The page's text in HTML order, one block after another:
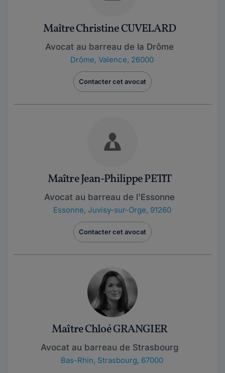
Maître Christine CUVELARD
Avocat au barreau de la Drôme
Drôme, Valence, 26000
Contacter cet avocat
Maître Jean-Philippe PETIT
Avocat au barreau de l'Essonne
Essonne, Juvisy-sur-Orge, 91260
Contacter cet avocat
Maître Chloé GRANGIER
Avocat au barreau de Strasbourg
Bas-Rhin, Strasbourg, 67000